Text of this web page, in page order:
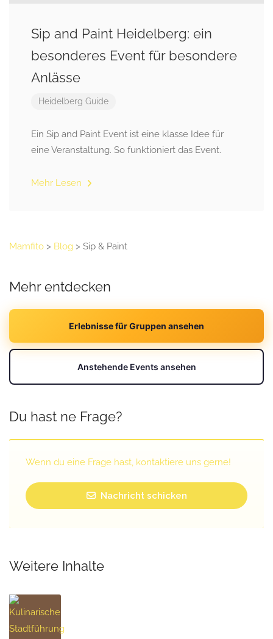
Sip and Paint Heidelberg: ein
besonderes Event für besondere
Anlässe
Heidelberg Guide
Ein Sip and Paint Event ist eine klasse Idee für
eine Veranstaltung. So funktioniert das Event.
Mehr Lesen
Mamfito > Blog > Sip & Paint
Mehr entdecken
Erlebnisse für Gruppen ansehen
Anstehende Events ansehen
Du hast ne Frage?
Wenn du eine Frage hast, kontaktiere uns gerne!
Nachricht schicken
Weitere Inhalte